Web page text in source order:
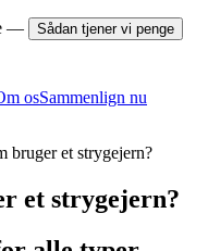
— Sådan tjener vi penge
osSammenlign nu
bruger et strygejern?
et strygejern?